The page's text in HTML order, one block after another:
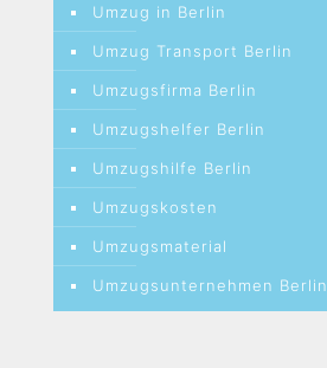
Umzug in Berlin
Umzug Transport Berlin
Umzugsfirma Berlin
Umzugshelfer Berlin
Umzugshilfe Berlin
Umzugskosten
Umzugsmaterial
Umzugsunternehmen Berlin